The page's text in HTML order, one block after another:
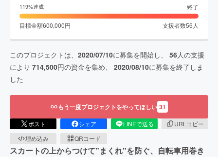
119%達成 終了
目標金額600,000円 支援者数56 人
このプロジェクトは、 2020/07/10に募集を開始し、 56人の支援
により 714,500円の資金を集め、 2020/08/10に募集を終了しま
した
もう一度プロジェクトをやってほしい 31
ポスト シェア LINEで送る
URLコピー
埋め込み
QRコード
スカートの上からつけて"まくれ"を防ぐ、自転車用巻き